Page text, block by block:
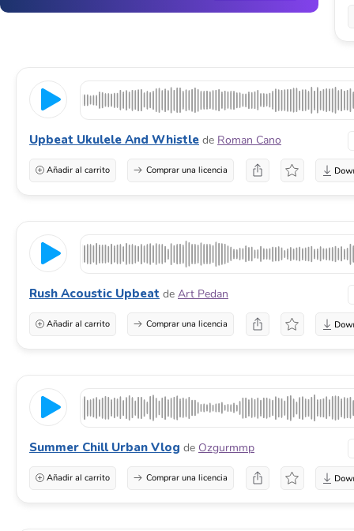
Upbeat Ukulele And Whistle de Roman Cano
Añadir al carrito Comprar una licencia
Rush Acoustic Upbeat de Art Pedan
Añadir al carrito Comprar una licencia
Summer Chill Urban Vlog de Ozgurmmp
Añadir al carrito Comprar una licencia